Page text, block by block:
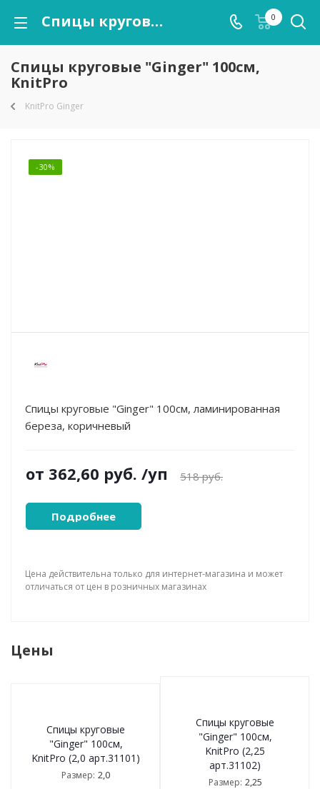
Спицы круговые "Ginger" 100см, KnitPro 0
Спицы круговые "Ginger" 100см,
KnitPro
KnitPro Ginger
-30%
Спицы круговые "Ginger" 100см, ламинированная
береза, коричневый
от 362,60 руб. /уп 518 руб.
Подробнее
Цена действительна только для интернет-магазина и может
отличаться от цен в розничных магазинах
Цены
Спицы круговые
"Ginger" 100см,
KnitPro (2,0 арт.31101)
Размер: 2,0
Спицы круговые
"Ginger" 100см,
KnitPro (2,25
арт.31102)
Размер: 2,25